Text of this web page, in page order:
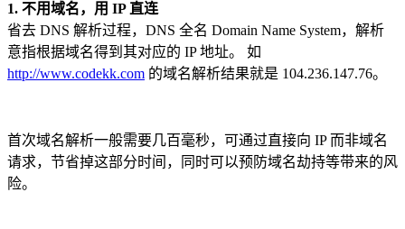
1. 不用域名，用 IP 直连
省去 DNS 解析过程，DNS 全名 Domain Name System，解析
意指根据域名得到其对应的 IP 地址。 如
http://www.codekk.com 的域名解析结果就是 104.236.147.76。
首次域名解析一般需要几百毫秒，可通过直接向 IP 而非域名
请求，节省掉这部分时间，同时可以预防域名劫持等带来的风
险。